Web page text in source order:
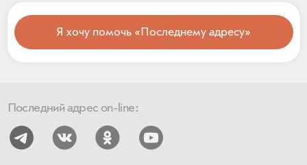
Я хочу помочь «Последнему адресу»
Последний адрес on-line: